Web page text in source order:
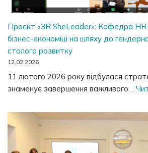
Проєкт «3R SheLeader»: Кафедра HR-
бізнес-економіці на шляху до
сталого розвитку
12.02.2026
11 лютого 2026 року відбулася
знаменує завершення важливого…